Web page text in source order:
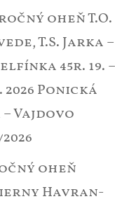
oheň T.O.
T.S. Jarka –
45r. 19. –
2026 Ponická
Vajdovo
oheň
Havran-